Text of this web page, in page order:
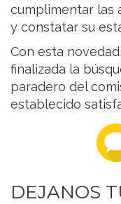
cumplimentar las
y constatar su
Con esta
finalizada la
paradero del
establecido
DEJANOS